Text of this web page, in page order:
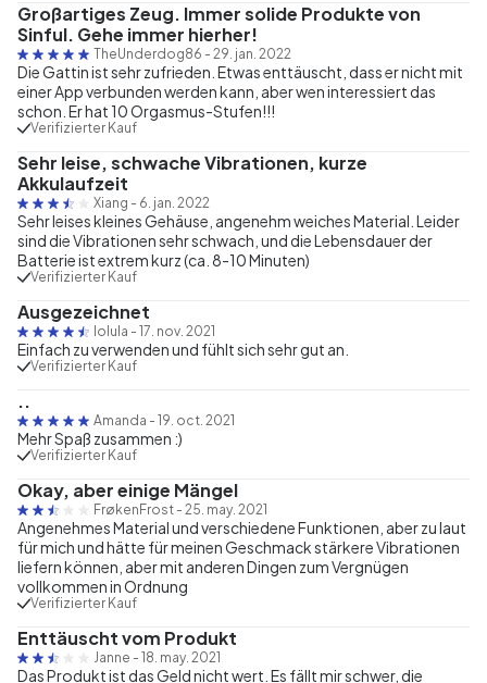
Großartiges Zeug. Immer solide Produkte von
Sinful. Gehe immer hierher!
TheUnderdog86 - 29. jan. 2022
Die Gattin ist sehr zufrieden. Etwas enttäuscht, dass er nicht mit
einer App verbunden werden kann, aber wen interessiert das
schon. Er hat 10 Orgasmus-Stufen!!!
Verifizierter Kauf
Sehr leise, schwache Vibrationen, kurze
Akkulaufzeit
Xiang - 6. jan. 2022
Sehr leises kleines Gehäuse, angenehm weiches Material. Leider
sind die Vibrationen sehr schwach, und die Lebensdauer der
Batterie ist extrem kurz (ca. 8-10 Minuten)
Verifizierter Kauf
Ausgezeichnet
lolula - 17. nov. 2021
Einfach zu verwenden und fühlt sich sehr gut an.
Verifizierter Kauf
..
Amanda - 19. oct. 2021
Mehr Spaß zusammen :)
Verifizierter Kauf
Okay, aber einige Mängel
FrøkenFrost - 25. may. 2021
Angenehmes Material und verschiedene Funktionen, aber zu laut
für mich und hätte für meinen Geschmack stärkere Vibrationen
liefern können, aber mit anderen Dingen zum Vergnügen
vollkommen in Ordnung
Verifizierter Kauf
Enttäuscht vom Produkt
Janne - 18. may. 2021
Das Produkt ist das Geld nicht wert. Es fällt mir schwer, die